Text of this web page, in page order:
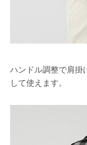
ハンドル調整で肩掛
して使えます。